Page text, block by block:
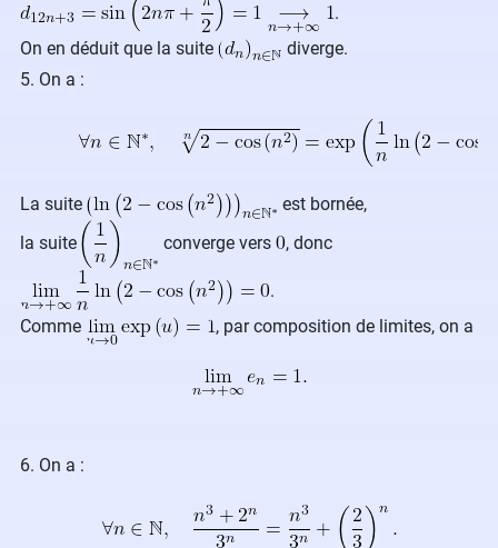
.
On en déduit que la suite
diverge.
5. On a :
La suite
est bornée,
la suite
converge vers , donc
.
Comme
, par composition de limites, on a
6. On a :